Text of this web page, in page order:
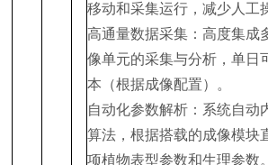
移动和采集运行，减少人工
高通量数据采集：高度集成
像单元的采集与分析，单日
本（根据成像配置）。
自动化参数解析：系统自动
算法，根据搭载的成像模块
项植物表型参数和生理参数。